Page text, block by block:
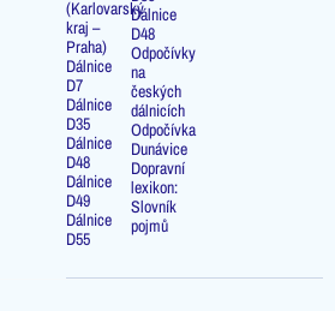
(Karlovarský
kraj –
Praha)
Dálnice
D7
Dálnice
D35
Dálnice
D48
Dálnice
D49
Dálnice
D55
Dálnice
D48
Odpočívky
na
českých
dálnicích
Odpočívka
Dunávice
Dopravní
lexikon:
Slovník
pojmů